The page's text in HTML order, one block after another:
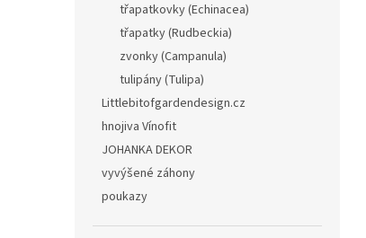
třapatkovky (Echinacea)
třapatky (Rudbeckia)
zvonky (Campanula)
tulipány (Tulipa)
Littlebitofgardendesign.cz
hnojiva Vínofit
JOHANKA DEKOR
vyvýšené záhony
poukazy